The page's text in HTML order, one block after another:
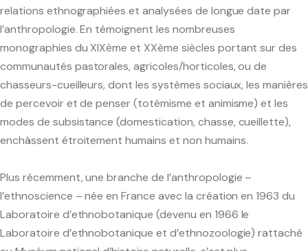
Médiation scientifique
Interventions extérieures
Licence et Master
Doctorat
Liste de discussion étudiants
relations ethnographiées et analysées de longue date par
l’anthropologie. En témoignent les nombreuses
monographies du XIXème et XXème siècles portant sur des
communautés pastorales, agricoles/horticoles, ou de
chasseurs-cueilleurs, dont les systèmes sociaux, les manières
de percevoir et de penser (totémisme et animisme) et les
modes de subsistance (domestication, chasse, cueillette),
enchâssent étroitement humains et non humains.
Plus récemment, une branche de l’anthropologie –
l’ethnoscience – née en France avec la création en 1963 du
Laboratoire d’ethnobotanique (devenu en 1966 le
Laboratoire d’ethnobotanique et d’ethnozoologie) rattaché